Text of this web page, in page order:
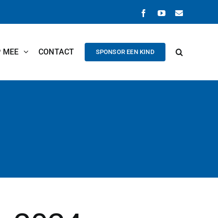
FacebookYouTube
E-
MEE CONTACT SPONSOR EEN KIND